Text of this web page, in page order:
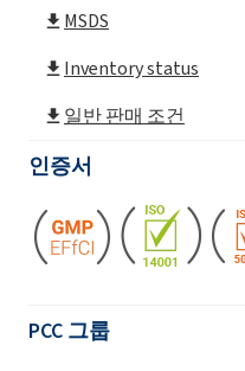
MSDS
Inventory status
일반 판매 조건
인증서
PCC 그룹
ROKAnol(폴
프로폭실화)